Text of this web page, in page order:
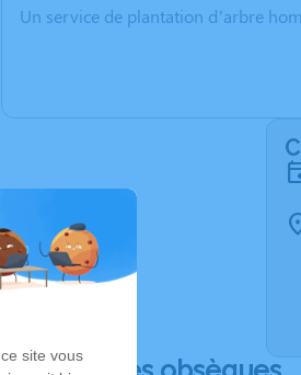
Un service de plantation d’arbre